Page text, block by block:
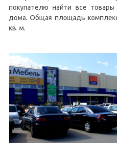
покупателю найти все
дома. Общая площадь
кв. м.